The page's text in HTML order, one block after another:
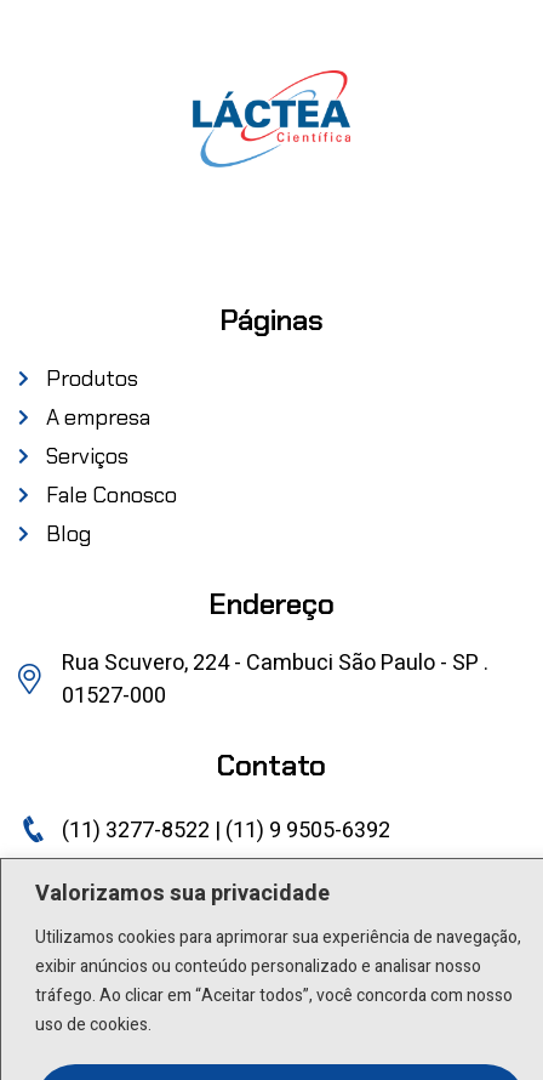
Valorizamos sua privacidade
Utilizamos cookies para aprimorar sua experiência de navegação,
exibir anúncios ou conteúdo personalizado e analisar nosso
tráfego. Ao clicar em “Aceitar todos”, você concorda com nosso
uso de cookies.
Páginas
Produtos
A empresa
Serviços
Fale Conosco
Blog
Endereço
Rua Scuvero, 224 - Cambuci São Paulo - SP .
01527-000
Contato
(11) 3277-8522 | (11) 9 9505-6392
lactea@lactea.com.br
Social